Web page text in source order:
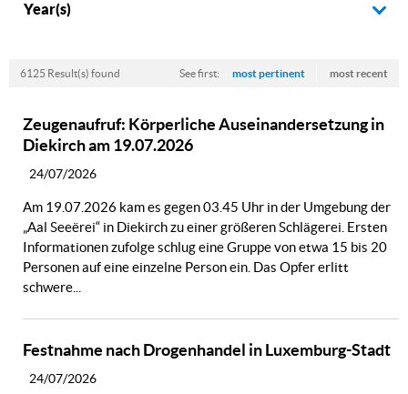
Year(s)
6125 Result(s) found See first: most pertinent most recent
Zeugenaufruf: Körperliche Auseinandersetzung in
Diekirch am 19.07.2026
24/07/2026
Am 19.07.2026 kam es gegen 03.45 Uhr in der Umgebung der
„Aal Seeërei“ in Diekirch zu einer größeren Schlägerei. Ersten
Informationen zufolge schlug eine Gruppe von etwa 15 bis 20
Personen auf eine einzelne Person ein. Das Opfer erlitt
schwere...
Festnahme nach Drogenhandel in Luxemburg-Stadt
24/07/2026